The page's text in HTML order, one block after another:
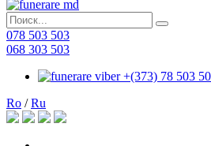
078 503 503
068 303 503
+(373) 78 503
Ro /Ru